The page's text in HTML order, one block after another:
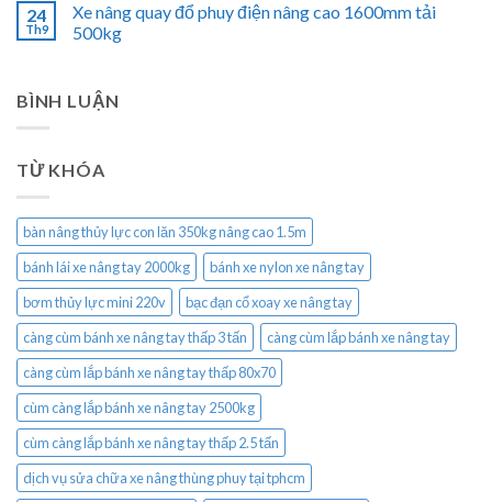
24
Th9
Xe nâng quay đổ phuy điện nâng cao 1600mm tải
500kg
BÌNH LUẬN
TỪ KHÓA
bàn nâng thủy lực con lăn 350kg nâng cao 1.5m
bánh lái xe nâng tay 2000kg
bánh xe nylon xe nâng tay
bơm thủy lực mini 220v
bạc đạn cổ xoay xe nâng tay
càng cùm bánh xe nâng tay thấp 3 tấn
càng cùm lắp bánh xe nâng tay
càng cùm lắp bánh xe nâng tay thấp 80x70
cùm càng lắp bánh xe nâng tay 2500kg
cùm càng lắp bánh xe nâng tay thấp 2.5 tấn
dịch vụ sửa chữa xe nâng thùng phuy tại tphcm